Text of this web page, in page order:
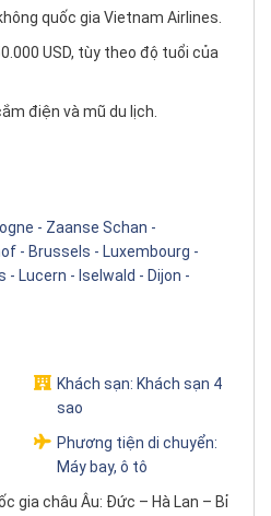
quốc gia Vietnam Airlines.
USD, tùy theo độ tuổi của
điện và mũ du lịch.
- Zaanse Schan -
- Brussels - Luxembourg -
Lucern - Iselwald - Dijon -
Khách sạn: Khách sạn 4
sao
Phương tiện di chuyển:
Máy bay, ô tô
gia châu Âu: Đức – Hà Lan – Bỉ